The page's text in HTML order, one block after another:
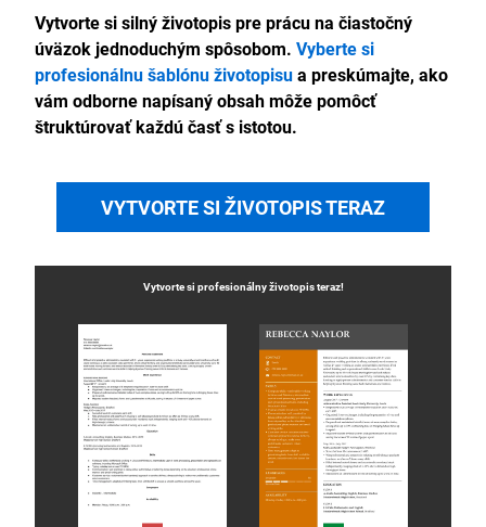
Vytvorte si silný životopis pre prácu na čiastočný
úväzok jednoduchým spôsobom. Vyberte si
profesionálnu šablónu životopisua preskúmajte, ako
vám odborne napísaný obsah môže pomôcť
štruktúrovať každú časť s istotou.
VYTVORTE SI ŽIVOTOPIS TERAZ
Vytvorte si profesionálnyživotopisteraz!